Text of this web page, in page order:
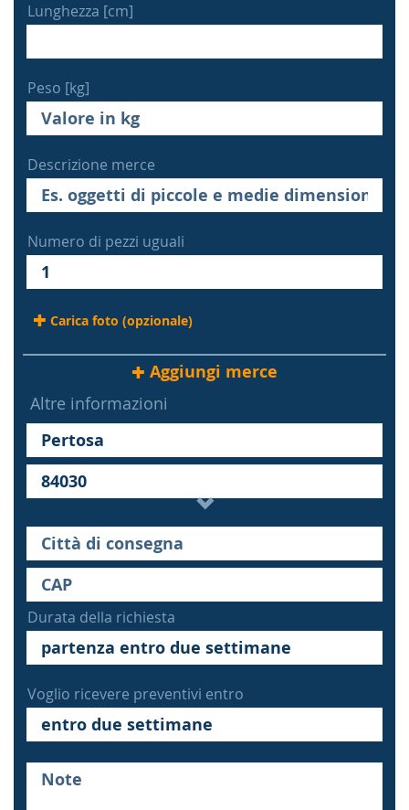
Lunghezza [cm]
Peso [kg]
Descrizione merce
Numero di pezzi uguali
Carica foto (opzionale)
Aggiungi merce
Altre informazioni
Durata della richiesta
Voglio ricevere preventivi entro